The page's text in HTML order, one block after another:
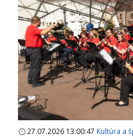
27.07.2026 13:00:47 Kultúra a